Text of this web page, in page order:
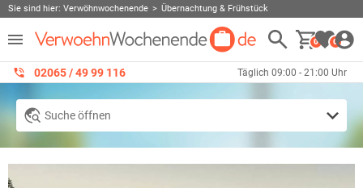
Sie sind hier: Verwöhnwochenende Übernachtung & Frühstück
0 0
02065 / 49 ‌99 116 Täglich 09:00 - 21:00 Uhr
Suche öffnen